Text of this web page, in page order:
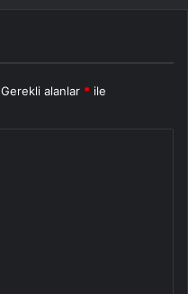
Gerekli alanlar * ile